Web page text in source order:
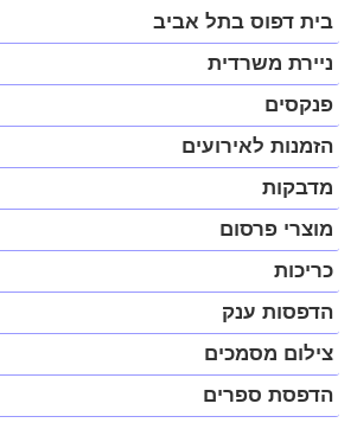
פתח
תפריט
במצב
נגיש
(התפריט
יפתח
בחלונית
בית דפוס בתל אביב
ניירת משרדית
פנקסים
הזמנות לאירועים
מדבקות
מוצרי פרסום
כריכות
הדפסות ענק
צילום מסמכים
הדפסת ספרים